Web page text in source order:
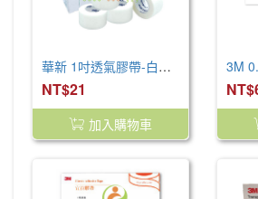
華新 1吋透氣膠帶-白色(1捲)
NT$21
加入購物車